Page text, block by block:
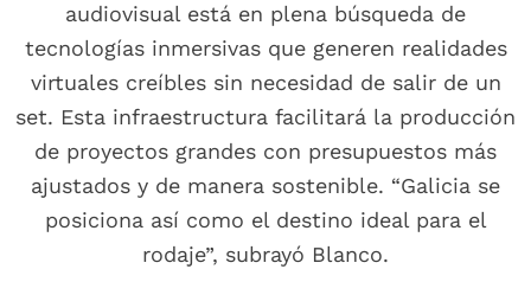
audiovisual está en plena búsqueda de
tecnologías inmersivas que generen realidades
virtuales creíbles sin necesidad de salir de un
set. Esta infraestructura facilitará la producción
de proyectos grandes con presupuestos más
ajustados y de manera sostenible. “Galicia se
posiciona así como el destino ideal para el
rodaje”, subrayó Blanco.